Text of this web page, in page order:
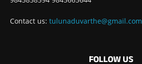
Contact us: tulunaduvarthe@gmail.com
FOLLOW US